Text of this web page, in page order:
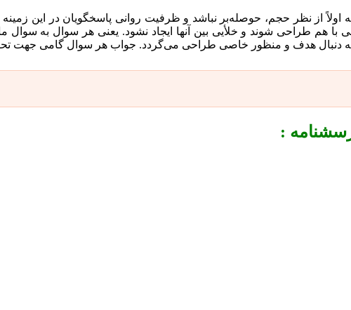
از نظر حجم، حوصله‌بر نباشد و ظرفیت روانی پاسخگویان در این
هم طراحی شوند و خلأیی بین آنها ایجاد نشود. یعنی هر سوال به سوال
دنبال هدف و منظور خاصی طراحی می‌گردد. جواب هر سوال گامی جهت
: